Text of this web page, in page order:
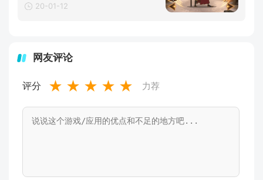
20-01-12
网友评论
评分 ★ ★ ★ ★ ★ 力荐